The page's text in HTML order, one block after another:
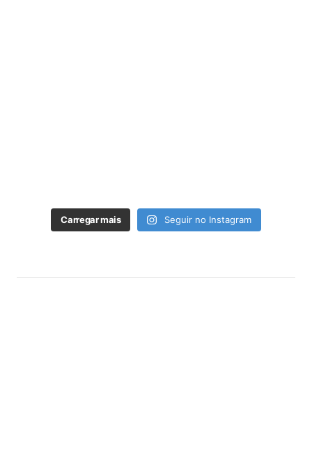
Carregar mais Seguir no Instagram